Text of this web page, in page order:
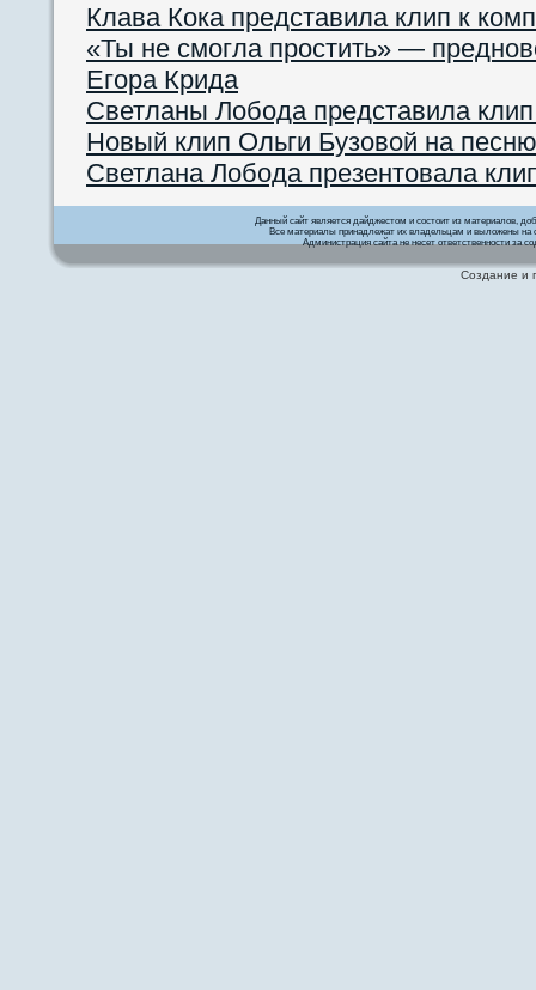
Клава Кока представила клип к
«Ты не смогла простить» —
Егора Крида
Светланы Лобода представила
Новый клип Ольги Бузовой на
Светлана Лобода презентовала
Данный сайт является дайджестом и состоит из материалов,
Все материалы принадлежат их владельцам и выложены на
Администрация сайта не несет ответственности за
Создание и